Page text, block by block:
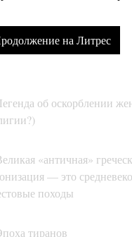
на Литрес
об оскорблении
«античная»
— это
походы
тиранов